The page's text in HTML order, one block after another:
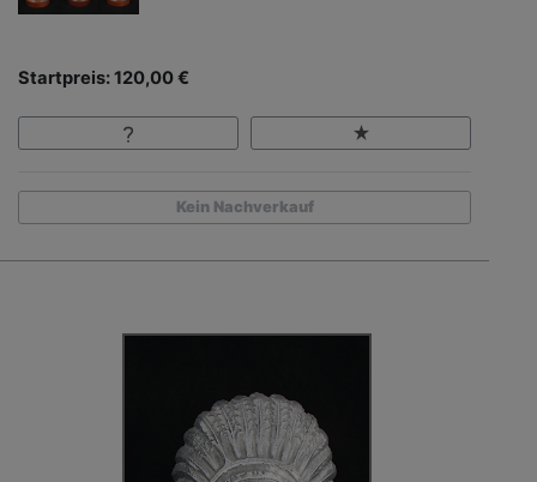
Startpreis: 120,00 €
Kein Nachverkauf